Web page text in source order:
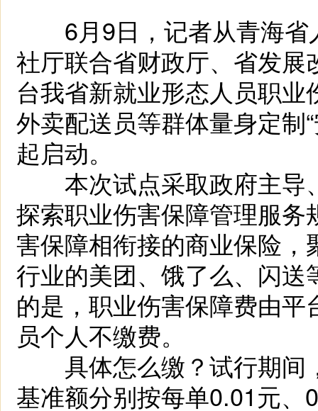
6月9日，记者从青海省
社厅联合省财政厅、省发
台我省新就业形态人员职
外卖配送员等群体量身定制
起启动。
本次试点采取政府主导
探索职业伤害保障管理服
害保障相衔接的商业保险
行业的美团、饿了么、闪
的是，职业伤害保障费由
员个人不缴费。
具体怎么缴？试行期间
基准额分别按每单0.01元